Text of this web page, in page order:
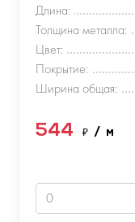
Длина:
Толщина металла:
Цвет:
Покрытие:
Ширина общая:
544 ₽ / м